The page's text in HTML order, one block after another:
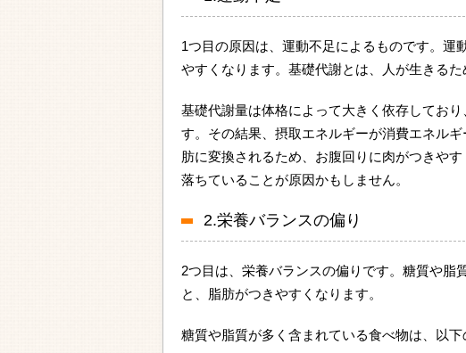
1つ目の原因は、運動不足によるものです。運
やすくなります。基礎代謝とは、人が生きる
基礎代謝量は体格によって大きく依存してお
す。その結果、摂取エネルギーが消費エネル
肪に変換されるため、お腹回りに肉がつきや
落ちていることが原因かもしません。
2.栄養バランスの偏り
2つ目は、栄養バランスの偏りです。糖質や脂
と、脂肪がつきやすくなります。
糖質や脂質が多く含まれている食べ物は、以下